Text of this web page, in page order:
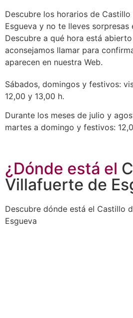
Descubre los horarios de
Esgueva y no te lleves
Descubre a qué hora está
aconsejamos llamar para
aparecen en nuestra Web.
Sábados, domingos y festivos:
12,00 y 13,00 h.
Durante los meses de julio y
martes a domingo y festivos:
¿Dónde está el
Villafuerte de
Descubre dónde está el Castillo
Esgueva